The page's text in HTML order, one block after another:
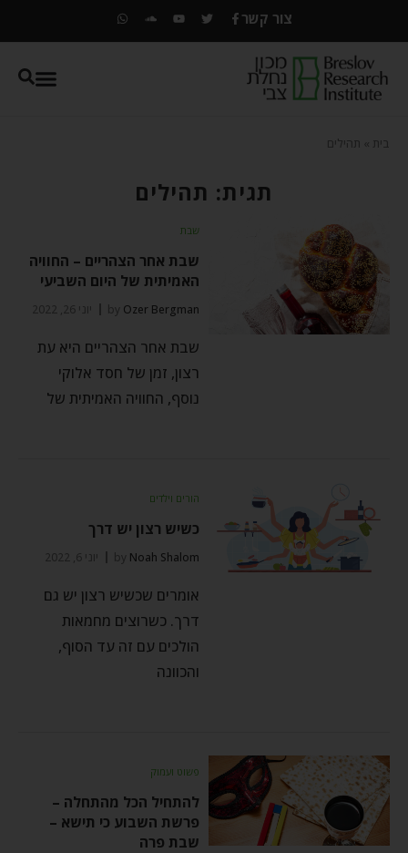
צור קשר
בית תהילים
תגית: תהילים
שבת
שבת אחר הצהריים – החוויה
האמיתית של היום השביעי
by Ozer Bergman יוני 26, 2022
שבת אחר הצהריים היא עת
רצון, זמן של חסד אלוקי
נוסף, החוויה האמיתית של
הורים וילדים
כשיש רצון יש דרך
by Noah Shalom יוני 6, 2022
אומרים שכשיש רצון יש גם
דרך. כשרוצים מחמאות
הולכים עם זה עד הסוף,
והכוונה
פשוט ועמוק
להתחיל הכל מהתחלה –
פרשת השבוע כי תישא –
שבת פרה